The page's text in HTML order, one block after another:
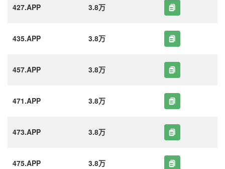
427.APP 3.8万
435.APP 3.8万
457.APP 3.8万
471.APP 3.8万
473.APP 3.8万
475.APP 3.8万